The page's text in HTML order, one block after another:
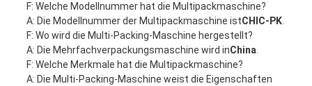
F: Welche Modellnummer hat die Multipackmaschine?
A: Die Modellnummer der Multipackmaschine istCHIC-PK.
F: Wo wird die Multi-Packing-Maschine hergestellt?
A: Die Mehrfachverpackungsmaschine wird inChina.
F: Welche Merkmale hat die Multipackmaschine?
A: Die Multi-Packing-Maschine weist die Eigenschaften